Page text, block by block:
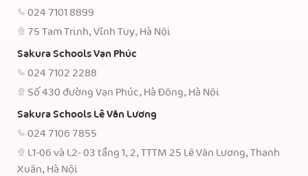
024 7101 8899
75 Tam Trinh, Vĩnh Tuy, Hà Nội
Sakura Schools Vạn Phúc
024 7102 2288
Số 430 đường Vạn Phúc, Hà Đông, Hà Nội
Sakura Schools Lê Văn Lương
024 7106 7855
L1-06 và L2- 03 tầng 1, 2, TTTM 25 Lê Văn Lương, Thanh
Xuân, Hà Nội